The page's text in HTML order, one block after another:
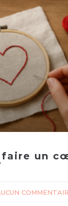
faire un